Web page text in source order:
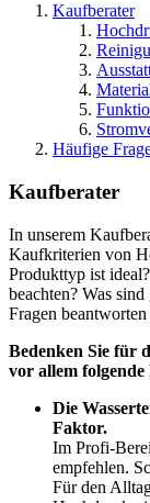
Kaufberater
Häufige
Kaufberater
In unserem
Kaufkriterien von
Produkttyp ist
beachten? Was
Fragen
Bedenken Sie für
vor allem folgende
Die
Faktor.
Im Profi-
empfehlen.
Für den